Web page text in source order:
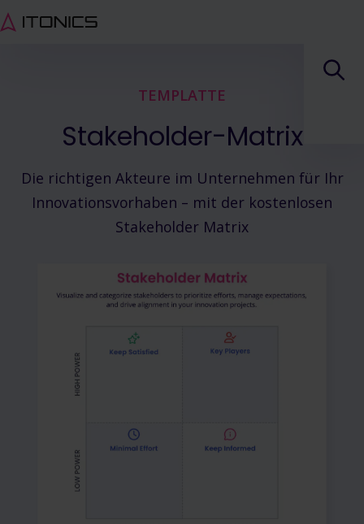
TEMPLATTE
Stakeholder-Matrix
Die richtigen Akteure im Unternehmen für Ihr
Innovationsvorhaben – mit der kostenlosen
Stakeholder Matrix